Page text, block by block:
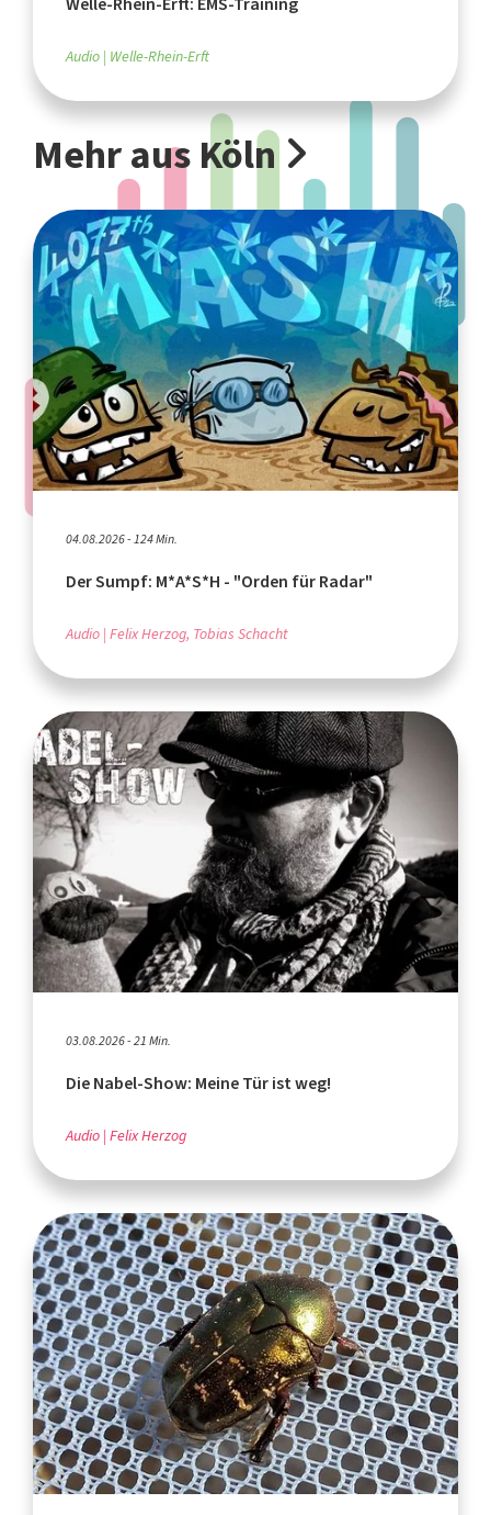
Audio Welle-Rhein-Erft
Mehr aus Köln
04.08.2026 - 124 Min.
Der Sumpf: M*A*S*H - "Orden für Radar"
Audio Felix Herzog, Tobias Schacht
03.08.2026 - 21 Min.
Die Nabel-Show: Meine Tür ist weg!
Audio Felix Herzog